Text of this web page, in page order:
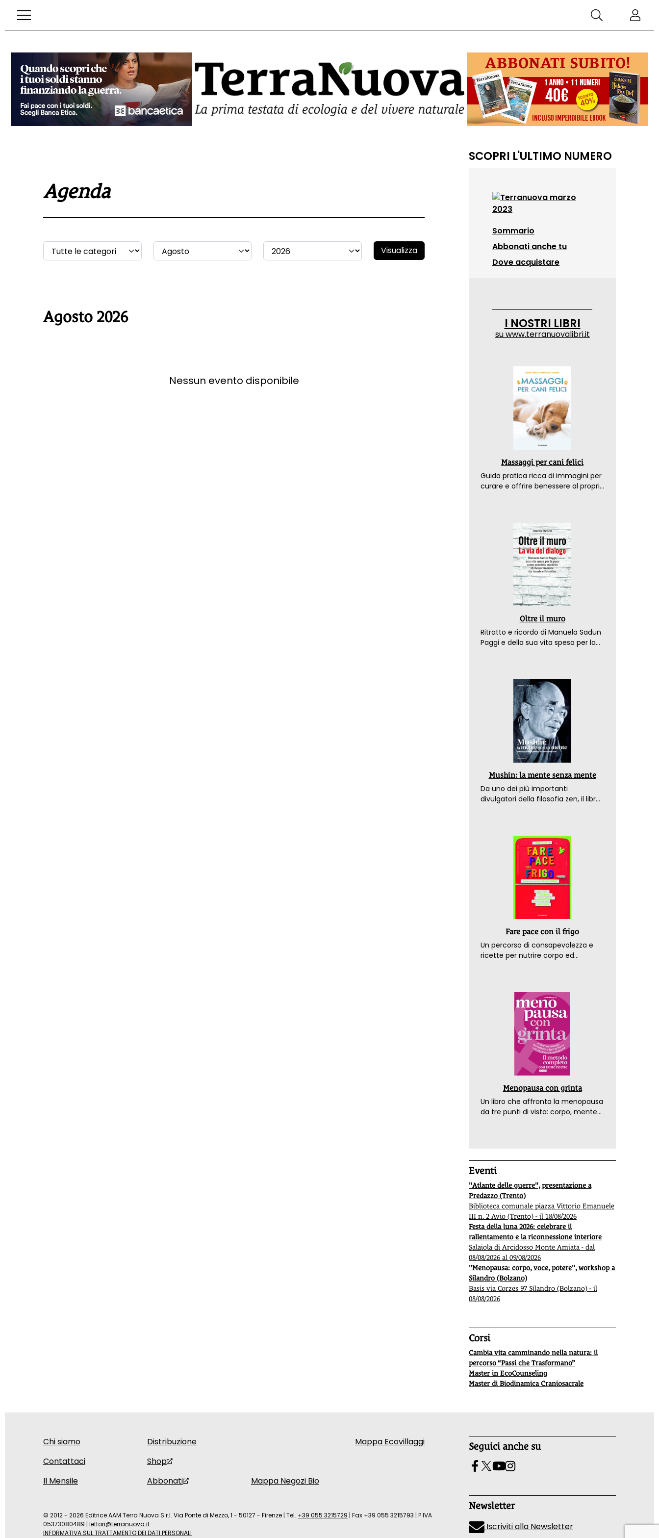
Agenda
Visualizza
Agosto 2026
Nessun evento disponibile
SCOPRI L'ULTIMO NUMERO
Sommario
Abbonati anche tu
Dove acquistare
I NOSTRI LIBRI
suwww.terranuovalibri.it
Massaggi per cani felici
Guida pratica ricca di immagini per
curare e offrire benessere al proprio
Oltre il muro
Ritratto e ricordo di Manuela Sadun
Paggi e della sua vita spesa per la
Mushin: la mente senza mente
Da uno dei più importanti
divulgatori della filosofia zen, il libro
Fare pace con il frigo
Un percorso di consapevolezza e
ricette per nutrire corpo ed
Menopausa con grinta
Un libro che affronta la menopausa
da tre punti di vista: corpo, mente
Eventi
"Atlante delle guerre", presentazione a
Predazzo (Trento)
Biblioteca comunale piazza Vittorio Emanuele
III n. 2 Avio (Trento) - il 18/08/2026
Festa della luna 2026: celebrare il
rallentamento e la riconnessione interiore
Salaiola di Arcidosso Monte Amiata - dal
08/08/2026 al 09/08/2026
"Menopausa: corpo, voce, potere", workshop a
Silandro (Bolzano)
Basis via Corzes 97 Silandro (Bolzano) - il
08/08/2026
Corsi
Cambia vita camminando nella natura: il
percorso “Passi che Trasformano”
Master in EcoCounseling
Master di Biodinamica Craniosacrale
Chi siamo
Contattaci
Il Mensile
Distribuzione
Shop
Abbonati
Mappa Negozi Bio
Mappa Ecovillaggi Seguici anche su
Newsletter
Iscriviti alla Newsletter
© 2012 - 2026 Editrice AAM Terra Nuova S.r.l. Via Ponte di Mezzo, 1 - 50127 - Firenze | Tel. +39 055 3215729 | Fax +39 055 3215793 | P.IVA
05373080489 | lettori@terranuova.it
INFORMATIVA SUL TRATTAMENTO DEI DATI PERSONALI